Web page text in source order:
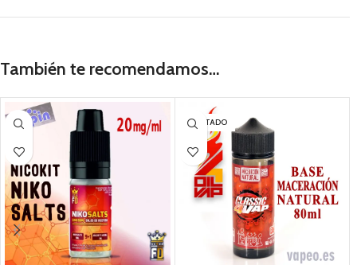
También te recomendamos…
AGOTADO